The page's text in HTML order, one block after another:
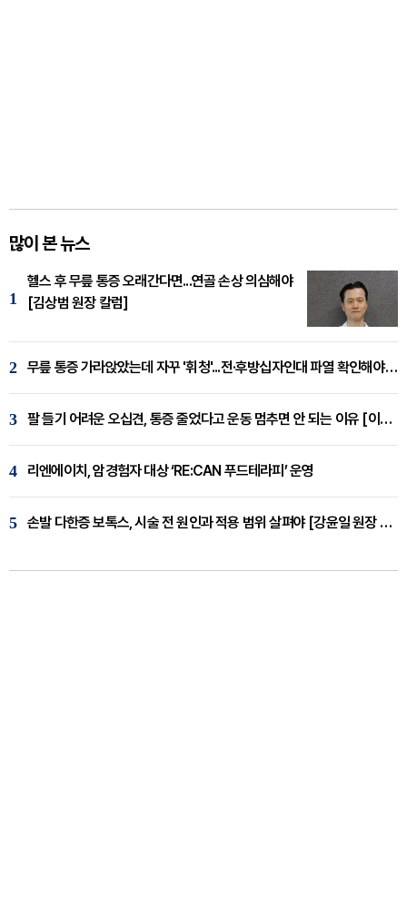
많이 본 뉴스
1
헬스 후 무릎 통증 오래간다면...연골 손상 의심해야
[김상범 원장 칼럼]
2 무릎 통증 가라앉았는데 자꾸 '휘청'...전·후방십자인대 파열 확인해야 [곽우경 원장 칼럼]
3 팔 들기 어려운 오십견, 통증 줄었다고 운동 멈추면 안 되는 이유 [이병욱 원장 칼럼]
4 리엔에이치, 암경험자 대상 ‘RE:CAN 푸드테라피’ 운영
5 손발 다한증 보톡스, 시술 전 원인과 적용 범위 살펴야 [강윤일 원장 칼럼]